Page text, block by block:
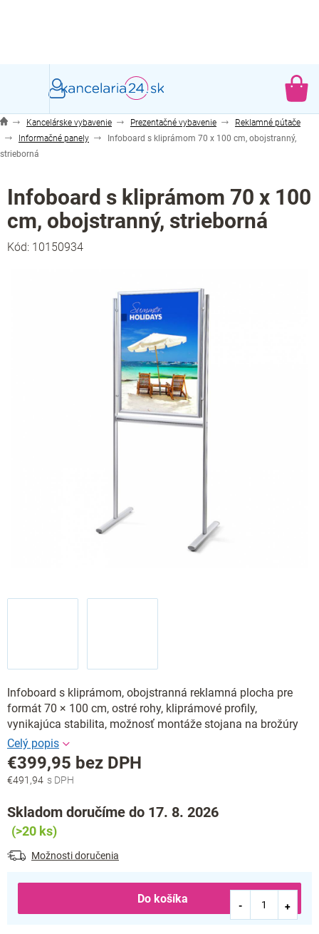
Kancelárske vybavenie Prezentačné vybavenie
Reklamné pútače
Informačné panely
Infoboard s kliprámom 70 x 100 cm, obojstranný,
strieborná
Infoboard s kliprámom 70 x 100
cm, obojstranný, strieborná
Kód: 10150934
Infoboard s kliprámom, obojstranná reklamná plocha pre
formát 70 × 100 cm, ostré rohy, kliprámové profily,
vynikajúca stabilita, možnosť montáže stojana na brožúry
€491,94
€399,95 bez DPH
Jednotková
Skladom doručíme do 17. 8. 2026
(>20 ks)
Možnosti doručenia
Do košíka